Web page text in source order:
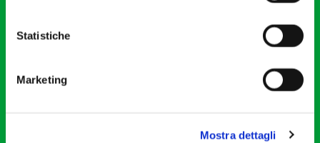
Statistiche
Marketing
Mostra dettagli
Cod. Fisc. 80078650159